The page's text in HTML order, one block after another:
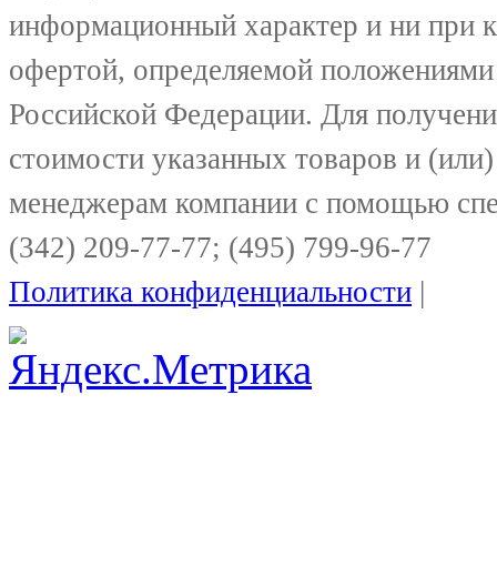
информационный характер и ни при
офертой, определяемой
Российской Федерации. Для
стоимости указанных товаров и
менеджерам компании с помощью
(342) 209-77-77; (495) 799-96-77
Политика конфиденциальности |